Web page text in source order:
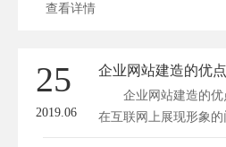
查看详情
25
2019.06
企业网站建造的优
企业网站建造的
在互联网上展现形象